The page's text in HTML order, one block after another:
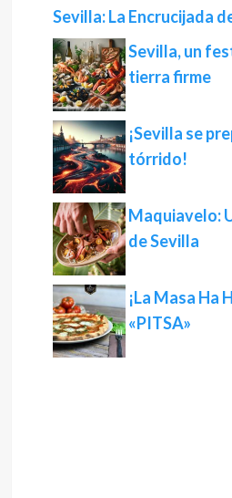
Sevilla: La Encrucijada
Sevilla, un
tierra firme
¡Sevilla se
tórrido!
Maquiavelo:
de Sevilla
¡La Masa Ha
«PITSA»